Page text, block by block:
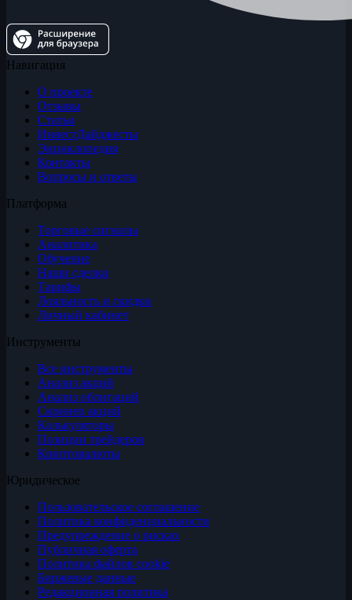
Навигация
О проекте
Отзывы
Статьи
ИнвестДайджесты
Энциклопедия
Контакты
Вопросы и ответы
Платформа
Торговые сигналы
Аналитика
Обучение
Наши сделки
Тарифы
Лояльность и скидки
Личный кабинет
Инструменты
Все инструменты
Анализ акций
Анализ облигаций
Скринер акций
Калькуляторы
Позиции трейдеров
Криптовалюты
Юридическое
Пользовательское соглашение
Политика конфиденциальности
Предупреждение о рисках
Публичная оферта
Политика файлов cookie
Биржевые данные
Редакционная политика